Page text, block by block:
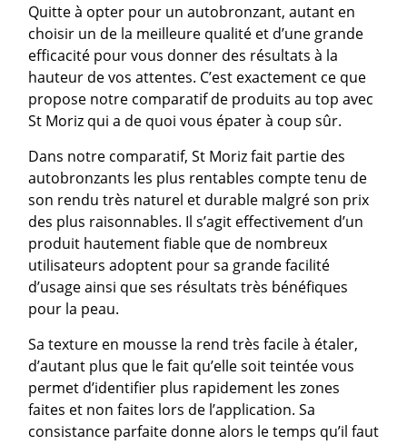
Quitte à opter pour un autobronzant, autant en
choisir un de la meilleure qualité et d’une grande
efficacité pour vous donner des résultats à la
hauteur de vos attentes. C’est exactement ce que
propose notre comparatif de produits au top avec
St Moriz qui a de quoi vous épater à coup sûr.
Dans notre comparatif, St Moriz fait partie des
autobronzants les plus rentables compte tenu de
son rendu très naturel et durable malgré son prix
des plus raisonnables. Il s’agit effectivement d’un
produit hautement fiable que de nombreux
utilisateurs adoptent pour sa grande facilité
d’usage ainsi que ses résultats très bénéfiques
pour la peau.
Sa texture en mousse la rend très facile à étaler,
d’autant plus que le fait qu’elle soit teintée vous
permet d’identifier plus rapidement les zones
faites et non faites lors de l’application. Sa
consistance parfaite donne alors le temps qu’il faut